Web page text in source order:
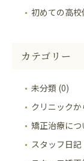
初めての高校
カテゴリー
未分類 (0)
クリニック
矯正治療に
スタッフ日